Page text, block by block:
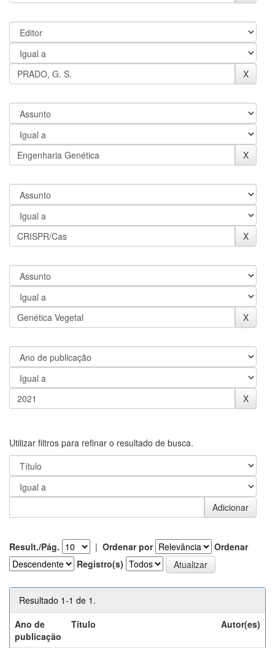
Utilizar filtros para refinar o resultado de busca.
Result./Pág. | Ordenar por
Ordenar
Registro(s)
Resultado 1-1 de 1.
Ano de
publicação
Título Autor(es)